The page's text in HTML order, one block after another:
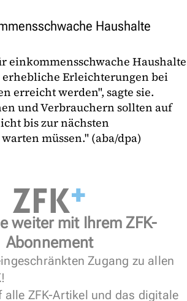
Haushalte
einkommensschwache Haushalte
Erleichterungen bei
erreicht werden", sagte sie.
und Verbrauchern sollten auf
bis zur nächsten
müssen." (aba/dpa)
weiter mit Ihrem ZFK-
Abonnement
Zugang zu allen
ZFK-Artikel und das digitale